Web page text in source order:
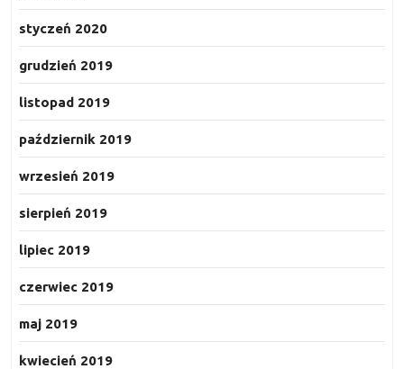
styczeń 2020
grudzień 2019
listopad 2019
październik 2019
wrzesień 2019
sierpień 2019
lipiec 2019
czerwiec 2019
maj 2019
kwiecień 2019